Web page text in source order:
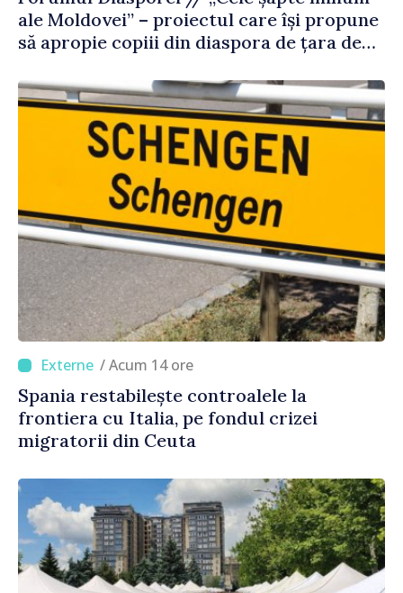
ale Moldovei” – proiectul care își propune
să apropie copiii din diaspora de țara de
/ Acum 14 ore
Spania restabilește controalele la
frontiera cu Italia, pe fondul crizei
migratorii din Ceuta